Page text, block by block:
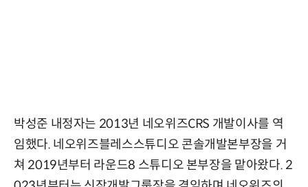
박성준 내정자는 2013년 네오위즈CRS 개발이사를 역
임했다. 네오위즈블레스스튜디오 콘솔개발본부장을 거
쳐 2019년부터 라운드8 스튜디오 본부장을 맡아왔다. 2